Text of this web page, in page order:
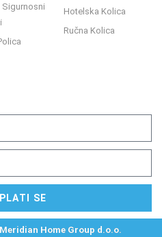
Sigurnosni
Hotelska Kolica
Ručna Kolica
SE
Home Group d.o.o.